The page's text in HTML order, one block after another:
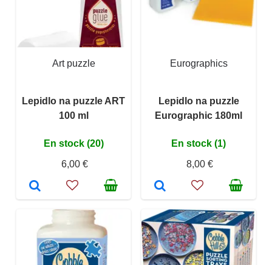
Art puzzle
Lepidlo na puzzle ART
100 ml
En stock (20)
6,00 €
Eurographics
Lepidlo na puzzle
Eurographic 180ml
En stock (1)
8,00 €